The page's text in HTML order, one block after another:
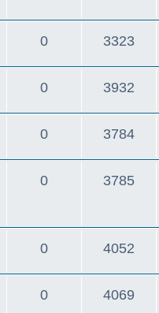
0回
覆
3323觀
看
0回
覆
3932
看
0回
覆
3784觀
看
0回
3785觀
0回
覆
4052
看
0回
4069